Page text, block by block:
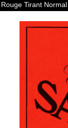
Tirant